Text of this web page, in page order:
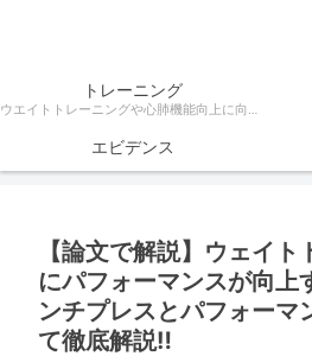
トレーニング
ウエイトトレーニングや心肺機能向上に向けたトレーニング方法、ダイエットなどトレーニングに関する様々な情報を科学的根拠をもとに解説
エビデンス
【論文で解説】ウェイ
にパフォーマンスが向上
ンチプレスとパフォーマ
て徹底解説‼